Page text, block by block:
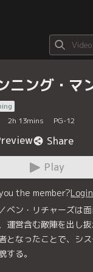
ニング・マ
2h 13mins PG-12
Share
Play
the member?Login
ベン・リチャーズは
運営含む敵陣を出し
となったことで、シ
する。